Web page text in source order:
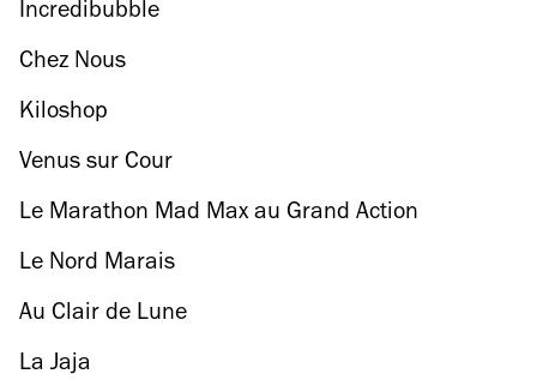
Incredibubble
Chez Nous
Kiloshop
Venus sur Cour
Le Marathon Mad Max au Grand Action
Le Nord Marais
Au Clair de Lune
La Jaja